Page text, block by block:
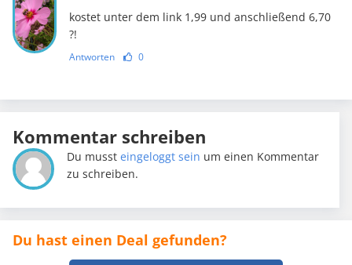
kostet unter dem link 1,99 und anschließend 6,70
?!
Antworten 0
Kommentar schreiben
Du mussteingeloggt sein um einen Kommentar
zu schreiben.
Du hast einen Deal gefunden?